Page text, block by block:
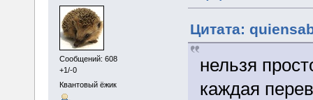
Сообщений: 608
+1/-0
Квантовый ёжик
Цитата:
нельзя
каждая